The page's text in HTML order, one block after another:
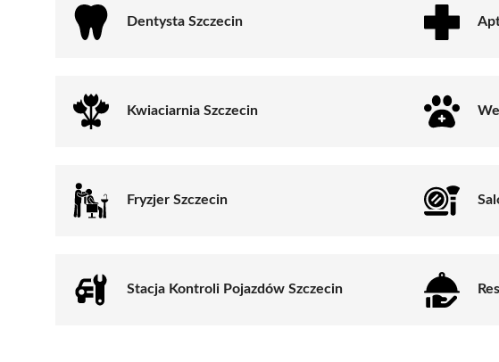
Dentysta Szczecin
Kwiaciarnia Szczecin
Fryzjer Szczecin
Stacja Kontroli Pojazdów Szczecin